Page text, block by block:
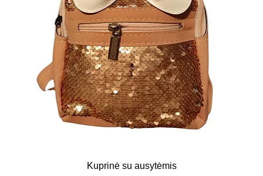
Kuprinė su ausytėmis